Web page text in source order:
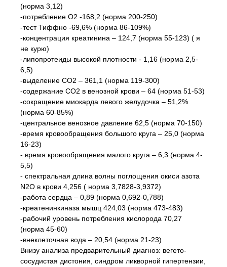
(норма 3,12)
-потребление О2 -168,2 (норма 200-250)
-тест Тиффно -69,6% (норма 86-109%)
-концентрация креатинина – 124,7 (норма 55-123) ( я
не курю)
-липопротеиды высокой плотности - 1,16 (норма 2,5-
6,5)
-выделение СО2 – 361,1 (норма 119-300)
-содержание СО2 в венозной крови – 64 (норма 51-53)
-сокращение миокарда левого желудочка – 51,2%
(норма 60-85%)
-центральное венозное давление 62,5 (норма 70-150)
-время кровообращения большого круга – 25,0 (норма
16-23)
- время кровообращения малого круга – 6,3 (норма 4-
5,5)
- спектральная длина волны поглощения окиси азота
N2O в крови 4,256 ( норма 3,7828-3,9372)
-работа сердца – 0,89 (норма 0,692-0,788)
-креатенинкиназа мышц 424,03 (норма 473-483)
-рабочий уровень потребления кислорода 70,27
(норма 45-60)
-внеклеточная вода – 20,54 (норма 21-23)
Внизу анализа предварительный диагноз: вегето-
сосудистая дистония, синдром ликворной гипертензии,